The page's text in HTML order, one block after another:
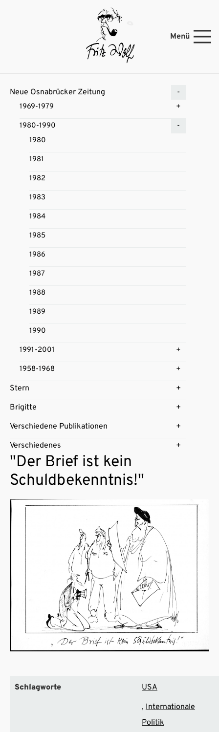
Menü
Neue Osnabrücker Zeitung
1969-1979
1980-1990
1980
1981
1982
1983
1984
1985
1986
1987
1988
1989
1990
1991-2001
1958-1968
Stern
Brigitte
Verschiedene Publikationen
Verschiedenes
"Der Brief ist kein
Schuldbekenntnis!"
Schlagworte
USA
Internationale
Politik